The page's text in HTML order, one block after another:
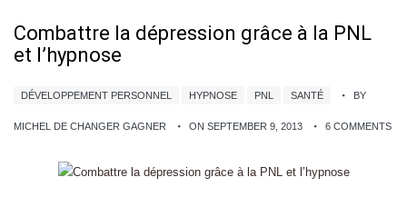
Combattre la dépression grâce à la PNL
et l’hypnose
DÉVELOPPEMENT PERSONNEL HYPNOSE PNL SANTÉ BY
MICHEL DE CHANGER GAGNER ON SEPTEMBER 9, 2013 6 COMMENTS